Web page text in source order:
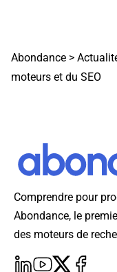
Abondance >
moteurs et du SEO
Comprendre pour
Abondance, le
des moteurs de